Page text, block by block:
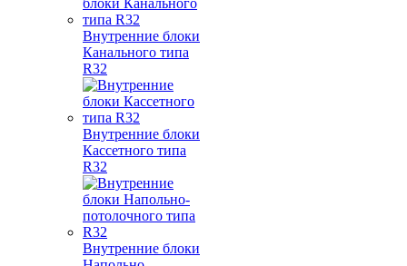
Внутренние блоки
Канального типа
R32
Внутренние блоки
Кассетного типа
R32
Внутренние блоки